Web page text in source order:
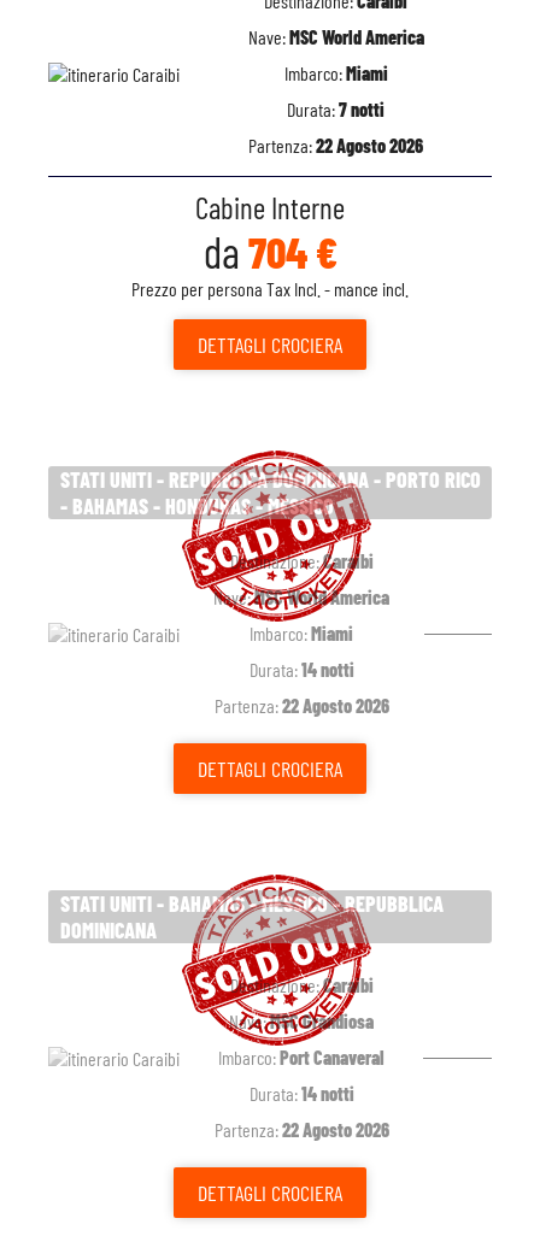
Nave:MSC World America
Imbarco:Miami
Durata:7 notti
Partenza:22 Agosto 2026
Cabine Interne
da 704 €
Prezzo per persona Tax Incl. - mance incl.
DETTAGLI CROCIERA
STATI UNITI - REPUBBLICA DOMINICANA - PORTO RICO
- BAHAMAS - HONDURAS - MESSICO
Destinazione:Caraibi
Nave:MSC World America
Imbarco:Miami
Durata:14 notti
Partenza:22 Agosto 2026
DETTAGLI CROCIERA
STATI UNITI - BAHAMAS - MESSICO - REPUBBLICA
DOMINICANA
Destinazione:Caraibi
Nave:MSC Grandiosa
Imbarco:Port Canaveral
Durata:14 notti
Partenza:22 Agosto 2026
DETTAGLI CROCIERA